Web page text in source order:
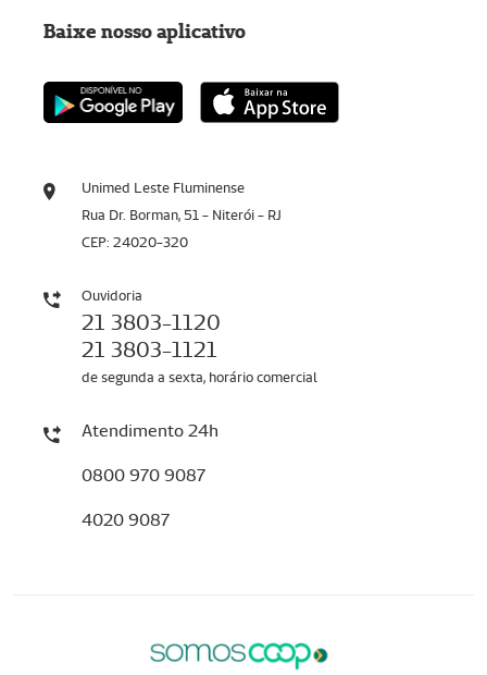
Unimed Leste Fluminense
Rua Dr. Borman, 51 - Niterói - RJ
CEP: 24020-320
Ouvidoria
21 3803-1120
21 3803-1121
de segunda a sexta, horário comercial
Atendimento 24h
0800 970 9087
4020 9087
Baixe nosso aplicativo